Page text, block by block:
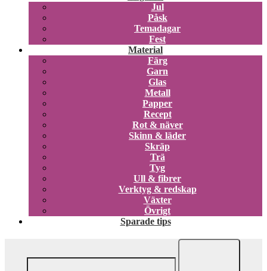
Jul
Påsk
Temadagar
Fest
Material
Färg
Garn
Glas
Metall
Papper
Recept
Rot & näver
Skinn & läder
Skräp
Trä
Tyg
Ull & fibrer
Verktyg & redskap
Växter
Övrigt
Sparade tips